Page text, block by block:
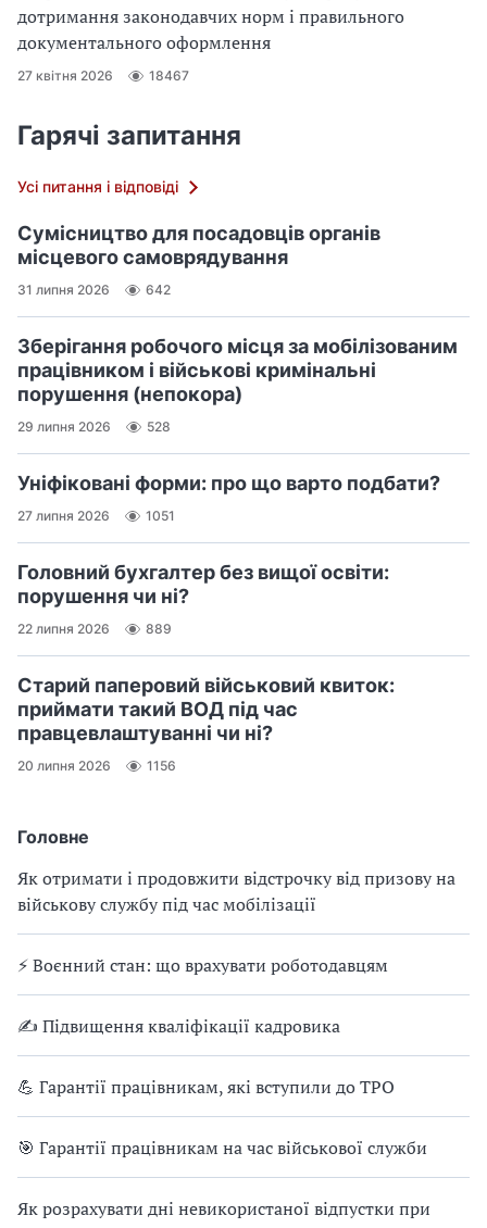
Головне
Як отримати і продовжити відстрочку від призову на
військову службу під час мобілізації
⚡ Воєнний стан: що врахувати роботодавцям
✍ Підвищення кваліфікації кадровика
💪 Гарантії працівникам, які вступили до ТРО
🎯 Гарантії працівникам на час військової служби
Як розрахувати дні невикористаної відпустки при
дотримання законодавчих норм і правильного
документального оформлення
27 квітня 2026 18467
Гарячі запитання
Усі питання і відповіді
Сумісництво для посадовців органів
місцевого самоврядування
31 липня 2026 642
Зберігання робочого місця за мобілізованим
працівником і військові кримінальні
порушення (непокора)
29 липня 2026 528
Уніфіковані форми: про що варто подбати?
27 липня 2026 1051
Головний бухгалтер без вищої освіти:
порушення чи ні?
22 липня 2026 889
Старий паперовий військовий квиток:
приймати такий ВОД під час
правцевлаштуванні чи ні?
20 липня 2026 1156